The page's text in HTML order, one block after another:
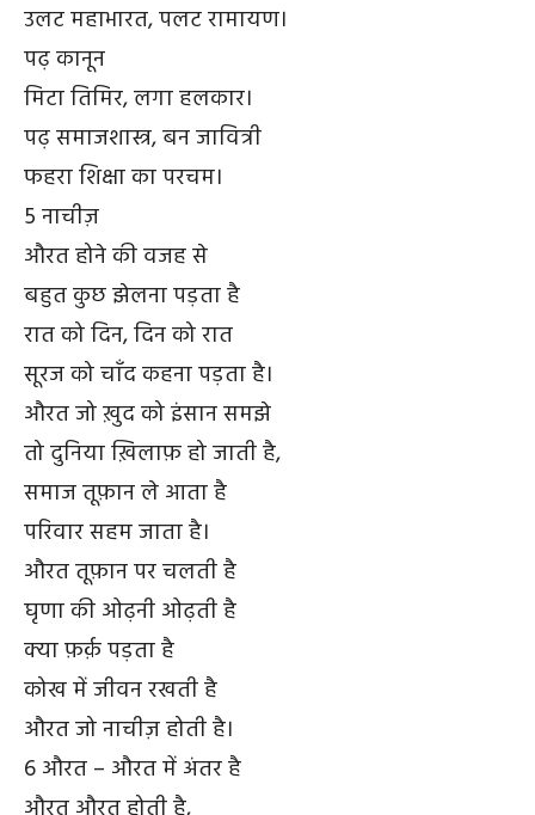
उलट महाभारत, पलट रामायण।
पढ़ कानून
मिटा तिमिर, लगा हलकार।
पढ़ समाजशास्त्र, बन जावित्री
फहरा शिक्षा का परचम।
5 नाचीज़
औरत होने की वजह से
बहुत कुछ झेलना पड़ता है
रात को दिन, दिन को रात
सूरज को चाँद कहना पड़ता है।
औरत जो ख़ुद को इंसान समझे
तो दुनिया ख़िलाफ़ हो जाती है,
समाज तूफ़ान ले आता है
परिवार सहम जाता है।
औरत तूफ़ान पर चलती है
घृणा की ओढ़नी ओढ़ती है
क्या फ़र्क़ पड़ता है
कोख में जीवन रखती है
औरत जो नाचीज़ होती है।
6 औरत – औरत में अंतर है